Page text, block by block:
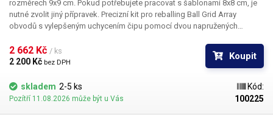
rozměrech 9x9 cm. Pokud potřebujete pracovat s šablonami 8x8 cm, je
nutné zvolit jiný přípravek. Precizní kit pro reballing Ball Grid Array
obvodů s vylepšeným uchycením čipu pomocí dvou napružených
obvodu je vhodný zejména pro překuličkování série stejných čipů.
2 662 Kč / ks
2 200 Kč bez DPH
Koupit
skladem 2-5 ks
Pozítří 11.08.2026 může být u Vás
Kód:
100225